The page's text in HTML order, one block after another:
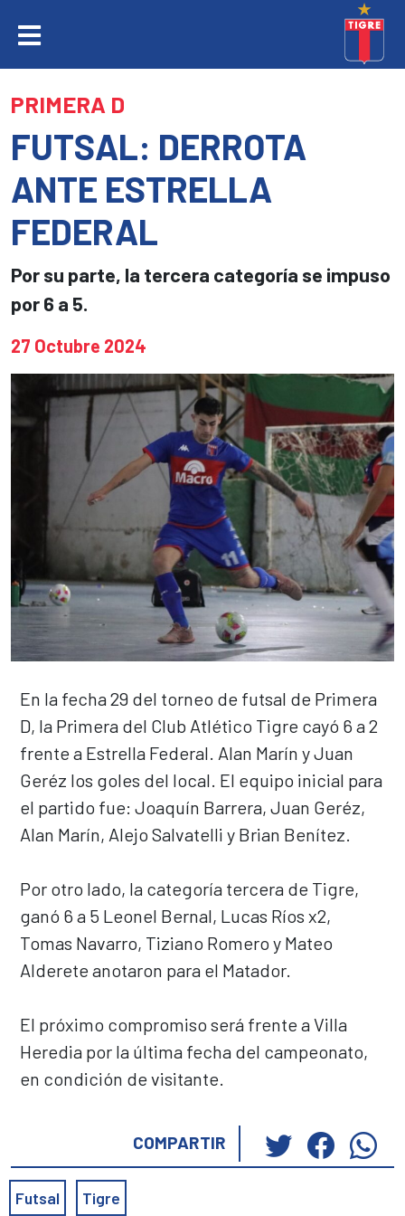
PRIMERA D
FUTSAL: DERROTA
ANTE ESTRELLA
FEDERAL
Por su parte, la tercera categoría se impuso
por 6 a 5.
27 Octubre 2024
En la fecha 29 del torneo de futsal de Primera
D, la Primera del Club Atlético Tigre cayó 6 a 2
frente a Estrella Federal. Alan Marín y Juan
Geréz los goles del local. El equipo inicial para
el partido fue: Joaquín Barrera, Juan Geréz,
Alan Marín, Alejo Salvatelli y Brian Benítez.
Por otro lado, la categoría tercera de Tigre,
ganó 6 a 5 Leonel Bernal, Lucas Ríos x2,
Tomas Navarro, Tiziano Romero y Mateo
Alderete anotaron para el Matador.
El próximo compromiso será frente a Villa
Heredia por la última fecha del campeonato,
en condición de visitante.
COMPARTIR
Haz
clic
Haz
clic
Futsal Tigre